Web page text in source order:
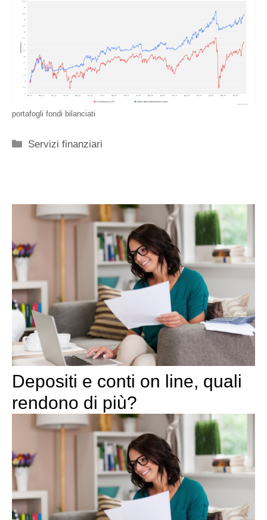
portafogli fondi bilanciati
Categorie
Servizi finanziari
Depositi e conti on line, quali
rendono di più?